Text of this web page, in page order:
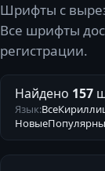
Шрифты с
Все шрифты
регистрации.
Найдено 157
Язык:Все
Новые